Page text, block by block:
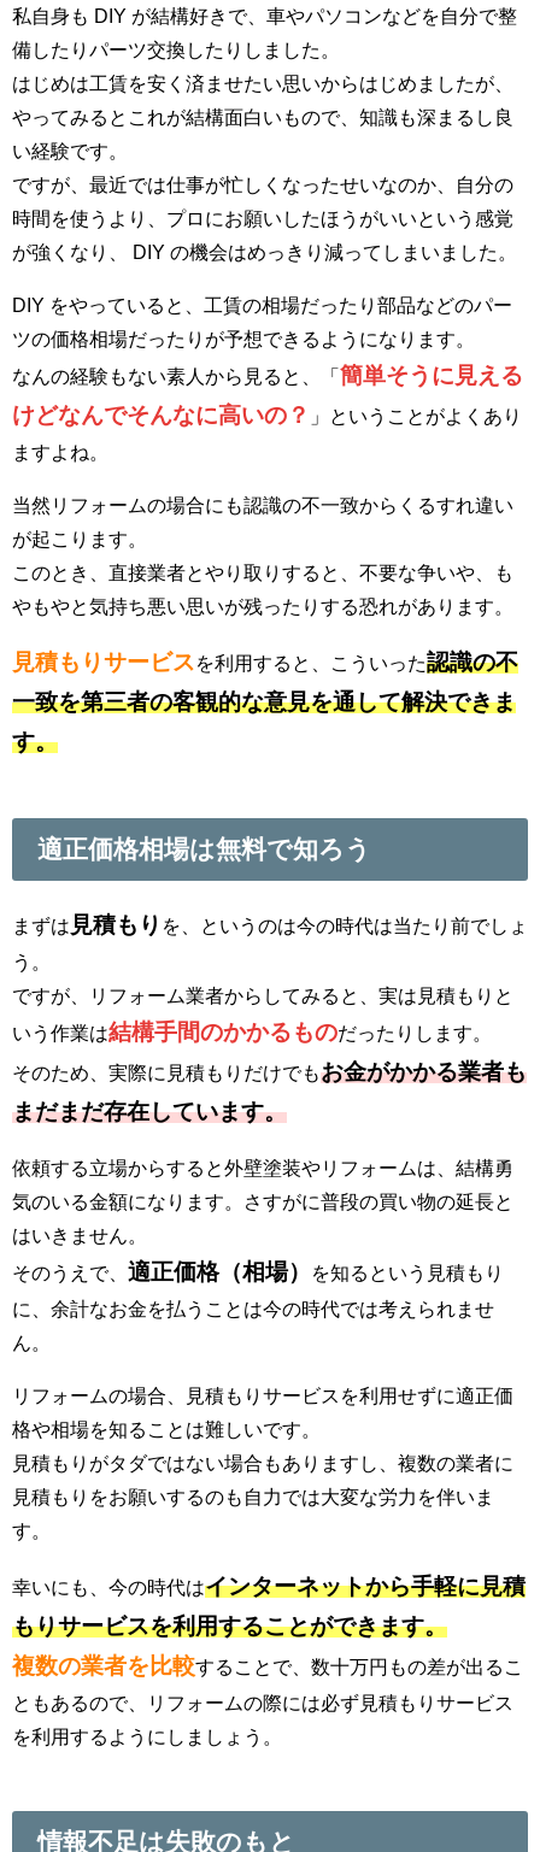
私自身も DIY が結構好きで、車やパソコンなどを自分で整
備したりパーツ交換したりしました。
はじめは工賃を安く済ませたい思いからはじめましたが、
やってみるとこれが結構面白いもので、知識も深まるし良
い経験です。
ですが、最近では仕事が忙しくなったせいなのか、自分の
時間を使うより、プロにお願いしたほうがいいという感覚
が強くなり、 DIY の機会はめっきり減ってしまいました。
DIY をやっていると、工賃の相場だったり部品などのパー
ツの価格相場だったりが予想できるようになります。
なんの経験もない素人から見ると、「 簡単そうに見える
けどなんでそんなに高いの？ 」ということがよくあり
ますよね。
当然リフォームの場合にも認識の不一致からくるすれ違い
が起こります。
このとき、直接業者とやり取りすると、不要な争いや、も
やもやと気持ち悪い思いが残ったりする恐れがあります。
見積もりサービス を利用すると、こういった認識の不
一致を第三者の客観的な意見を通して解決できま
す。
適正価格相場は無料で知ろう
まずは 見積もり を、というのは今の時代は当たり前でしょ
う。
ですが、リフォーム業者からしてみると、実は見積もりと
いう作業は結構手間のかかるものだったりします。
そのため、実際に見積もりだけでもお金がかかる業者も
まだまだ存在しています。
依頼する立場からすると外壁塗装やリフォームは、結構勇
気のいる金額になります。さすがに普段の買い物の延長と
はいきません。
そのうえで、 適正価格（相場）
を知るという見積もり
に、余計なお金を払うことは今の時代では考えられませ
ん。
リフォームの場合、見積もりサービスを利用せずに適正価
格や相場を知ることは難しいです。
見積もりがタダではない場合もありますし、複数の業者に
見積もりをお願いするのも自力では大変な労力を伴いま
す。
幸いにも、今の時代はインターネットから手軽に見積
もりサービスを利用することができます。
複数の業者を比較することで、数十万円もの差が出るこ
ともあるので、リフォームの際には必ず見積もりサービス
を利用するようにしましょう。
情報不足は失敗のもと